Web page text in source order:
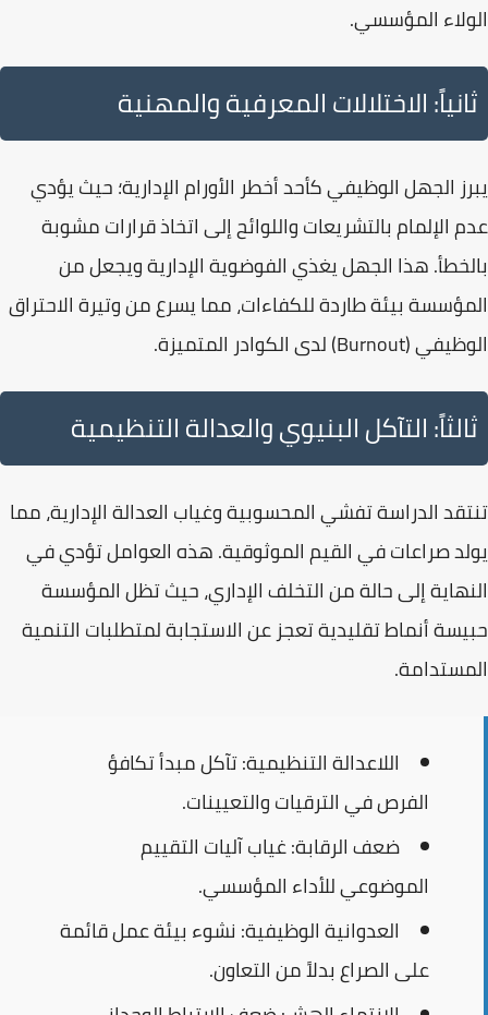
الولاء المؤسسي.
ثانياً: الاختلالات المعرفية والمهنية
يبرز الجهل الوظيفيكأحد أخطر الأورام الإدارية؛ حيث يؤدي
عدم الإلمام بالتشريعات واللوائح إلى اتخاذ قرارات مشوبة
بالخطأ. هذا الجهل يغذيالفوضوية الإداريةويجعل من
المؤسسة بيئة طاردة للكفاءات، مما يسرع من وتيرةالاحتراق
الوظيفي(Burnout) لدى الكوادر المتميزة.
ثالثاً: التآكل البنيوي والعدالة التنظيمية
تنتقد الدراسة تفشيالمحسوبيةوغياب العدالة الإدارية، مما
يولد صراعات في القيم الموثوقية. هذه العوامل تؤدي في
النهاية إلى حالة منالتخلف الإداري، حيث تظل المؤسسة
حبيسة أنماط تقليدية تعجز عن الاستجابة لمتطلبات التنمية
المستدامة.
اللاعدالة التنظيمية:تآكل مبدأ تكافؤ
الفرص في الترقيات والتعيينات.
ضعف الرقابة:غياب آليات التقييم
الموضوعي للأداء المؤسسي.
العدوانية الوظيفية: نشوء بيئة عمل قائمة
على الصراع بدلاً من التعاون.